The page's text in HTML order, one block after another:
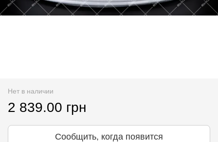
Нет в наличии
2 839.00 грн
Сообщить, когда появится